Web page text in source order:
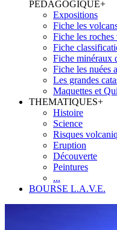
PEDAGOGIQUE+
Expositions
Fiche les
Fiche les
Fiche
Fiche minéraux
Fiche les nuées
Les grandes
Maquettes et
THEMATIQUES+
Histoire
Science
Risques
Eruption
Découverte
Peintures
...
BOURSE L.A.V.E.